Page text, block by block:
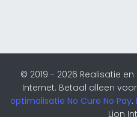
© 2019 - 2026 Realisatie en
Internet. Betaal alleen
optimalisatie No Cure No Pay.
Lion